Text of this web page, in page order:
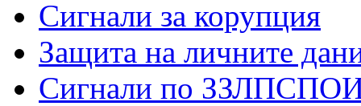
Сигнали за корупция
Защита на личните
Сигнали по